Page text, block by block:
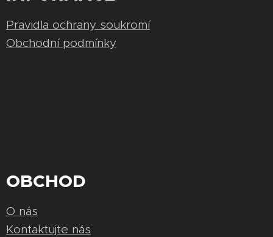
Pravidla ochrany soukromí
Obchodní podmínky
OBCHOD
O nás
Kontaktujte nás